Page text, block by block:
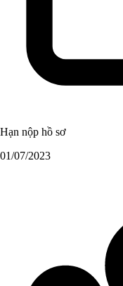
Hạn nộp hồ sơ
01/07/2023